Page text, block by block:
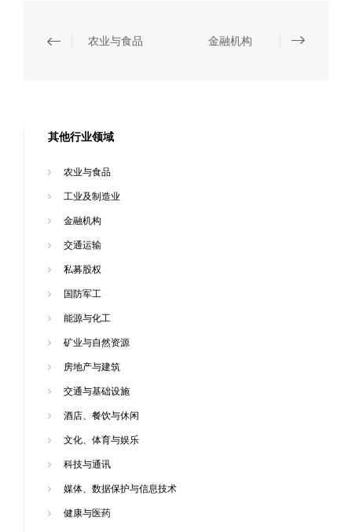
农业与食品 金融机构
其他行业领域
农业与食品
工业及制造业
金融机构
交通运输
私募股权
国防军工
能源与化工
矿业与自然资源
房地产与建筑
交通与基础设施
酒店、餐饮与休闲
文化、体育与娱乐
科技与通讯
媒体、数据保护与信息技术
健康与医药